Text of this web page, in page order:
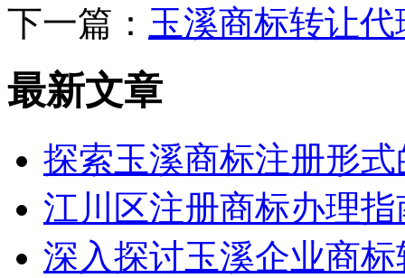
下一篇： 玉溪商标转让
最新文章
探索玉溪商标注册形
江川区注册商标办理指
深入探讨玉溪企业商